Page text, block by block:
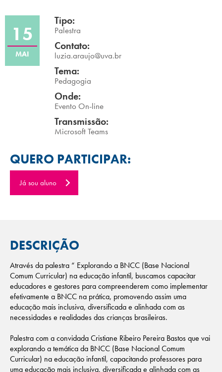
Atendimento (21) 2574 8888
Conclua sua Matrícula
INSCREVA-SE
ÁREA DO ALUNO
15
MAI
Tipo:
Palestra
Contato:
luzia.araujo@uva.br
Tema:
Pedagogia
Onde:
Evento On-line
Transmissão:
Microsoft Teams
QUERO PARTICIPAR:
Já sou aluno
DESCRIÇÃO
Através da palestra “ Explorando a BNCC (Base Nacional
Comum Curricular) na educação infantil, buscamos capacitar
educadores e gestores para compreenderem como implementar
efetivamente a BNCC na prática, promovendo assim uma
educação mais inclusiva, diversificada e alinhada com as
necessidades e realidades das crianças brasileiras.
Palestra com a convidada Cristiane Ribeiro Pereira Bastos que vai
explorando a temática da BNCC (Base Nacional Comum
Curricular) na educação infantil, capacitando professores para
uma educação mais inclusiva, diversificada e alinhada com as